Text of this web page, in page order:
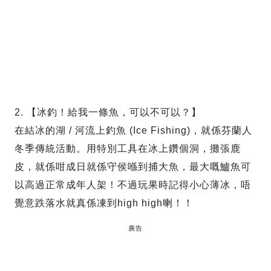
2. 【冰釣！給我一條魚，可以不可以？】
在結冰的湖 / 河流上釣魚 (Ice Fishing)，就係芬蘭人
冬季傳統活動。用特別工具在冰上鑽個洞，攤張鹿
皮，就係咁成日就係守侯喺到捕大魚，最大嘅鱸魚可
以高過正常成年人架！不過玩果時記得小心薄冰，唔
覺意跌落水就真係凍到high high喇！！
廣告